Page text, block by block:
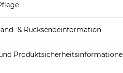
zu diesen Angaben findest
& Rücksendeinformation